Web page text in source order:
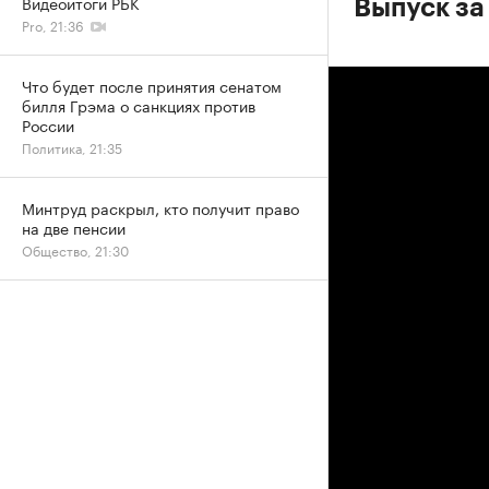
Выпуск
Pro, 21:36
Что будет после принятия сенатом
билля Грэма о санкциях против
России
Политика, 21:35
Минтруд раскрыл, кто получит право
на две пенсии
Общество, 21:30